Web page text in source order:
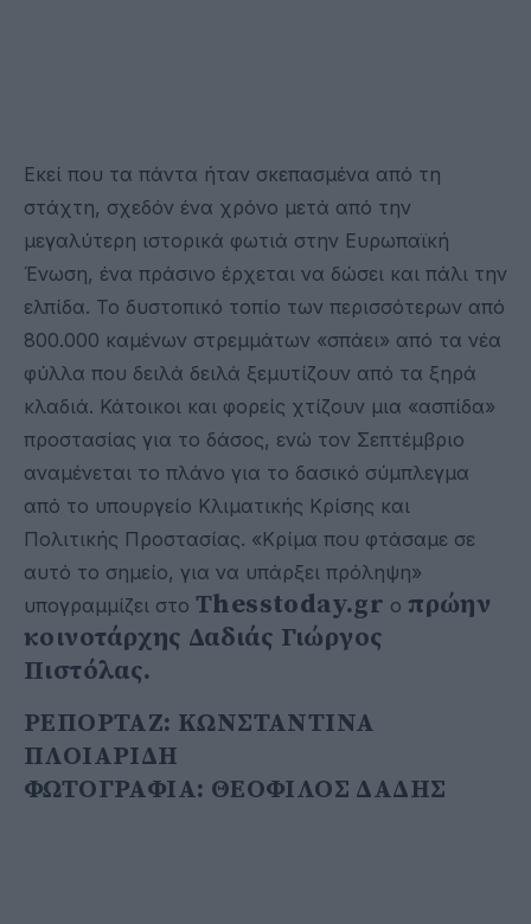
Εκεί που τα πάντα ήταν σκεπασμένα από τη
στάχτη, σχεδόν ένα χρόνο μετά από την
μεγαλύτερη ιστορικά φωτιά στην Ευρωπαϊκή
Ένωση, ένα πράσινο έρχεται να δώσει και πάλι την
ελπίδα. Το δυστοπικό τοπίο των περισσότερων από
800.000 καμένων στρεμμάτων «σπάει» από τα νέα
φύλλα που δειλά δειλά ξεμυτίζουν από τα ξηρά
κλαδιά. Κάτοικοι και φορείς χτίζουν μια «ασπίδα»
προστασίας για το δάσος, ενώ τον Σεπτέμβριο
αναμένεται το πλάνο για το δασικό σύμπλεγμα
από το υπουργείο Κλιματικής Κρίσης και
Πολιτικής Προστασίας. «Κρίμα που φτάσαμε σε
αυτό το σημείο, για να υπάρξει πρόληψη»
υπογραμμίζει στο Τhesstoday.gr ο πρώην
κοινοτάρχης Δαδιάς Γιώργος
Πιστόλας.
ΡΕΠΟΡΤΑΖ: ΚΩΝΣΤΑΝΤΙΝΑ
ΠΛΟΙΑΡΙΔΗ
ΦΩΤΟΓΡΑΦΙΑ: ΘΕΟΦΙΛΟΣ ΔΑΔΗΣ